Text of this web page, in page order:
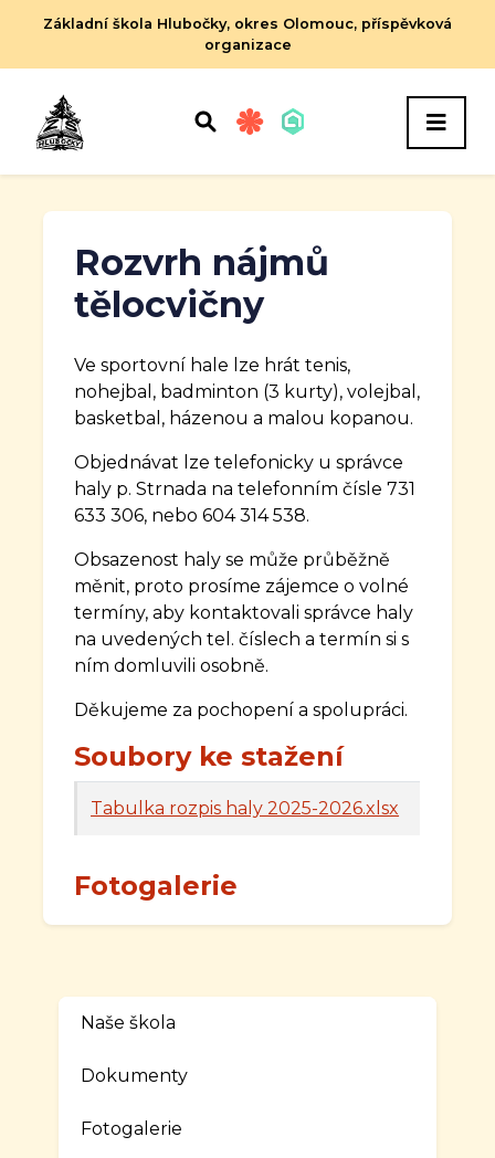
Základní škola Hlubočky, okres Olomouc, příspěvková
organizace
Rozvrh nájmů
tělocvičny
Ve sportovní hale lze hrát tenis,
nohejbal, badminton (3 kurty), volejbal,
basketbal, házenou a malou kopanou.
Objednávat lze telefonicky u správce
haly p. Strnada na telefonním čísle 731
633 306, nebo 604 314 538.
Obsazenost haly se může průběžně
měnit, proto prosíme zájemce o volné
termíny, aby kontaktovali správce haly
na uvedených tel. číslech a termín si s
ním domluvili osobně.
Děkujeme za pochopení a spolupráci.
Soubory ke stažení
Tabulka rozpis haly 2025-2026.xlsx
Fotogalerie
Naše škola
Dokumenty
Fotogalerie